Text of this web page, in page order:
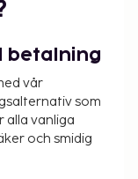
betalning
vår
som
alla vanliga
och smidig